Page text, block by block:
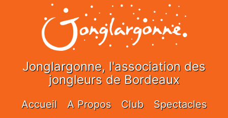
Jonglargonne, l'association des
jongleurs de Bordeaux
Accueil A Propos Club
Spectacles